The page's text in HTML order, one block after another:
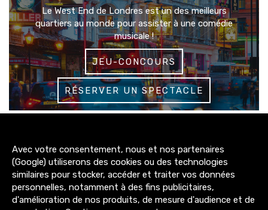
Le West End de Londres est un des meilleurs
quartiers au monde pour assister à une comédie
musicale !
JEU-CONCOURS
RÉSERVER UN SPECTACLE
3200+
abonnés
4300+
abonnés
Avec votre consentement, nous et nos partenaires
(Google) utiliserons des cookies ou des technologies
similaires pour stocker, accéder et traiter vos données
personnelles, notamment à des fins publicitaires,
d'amélioration de nos produits, de mesure d'audience et de